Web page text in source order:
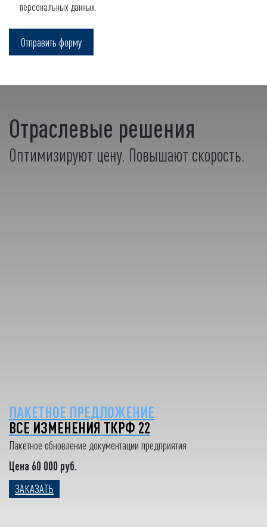
персональных данных.
Отраслевые решения
Оптимизируют цену. Повышают скорость.
ПАКЕТНОЕ ПРЕДЛОЖЕНИЕ
ВСЕ ИЗМЕНЕНИЯ ТКРФ 22
Пакетное обновление документации предприятия
Цена 60 000 руб.
ЗАКАЗАТЬ